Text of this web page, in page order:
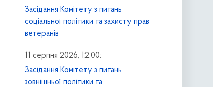
Засідання Комітету з питань
соціальної політики та захисту прав
ветеранів
11 серпня 2026, 12:00:
Засідання Комітету з питань
зовнішньої політики та